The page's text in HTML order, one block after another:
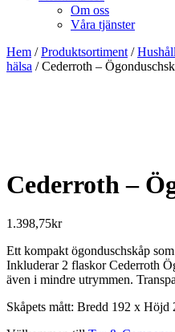
Om oss
Våra tjänster
Hem /Produktsortiment /
hälsa / Cederroth –
Cederroth –
1.398,75kr
Ett kompakt ögonduschskåp
Inkluderar 2 flaskor Cederroth
även i mindre utrymmen.
Skåpets mått: Bredd 192 x